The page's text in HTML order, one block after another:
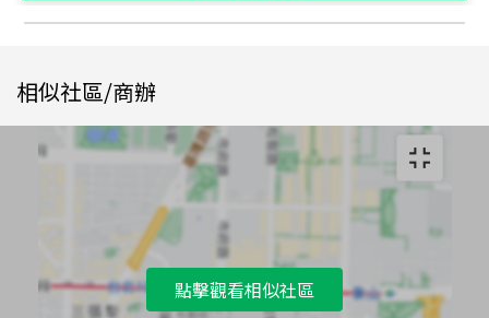
相似社區/商辦
點擊觀看相似社區